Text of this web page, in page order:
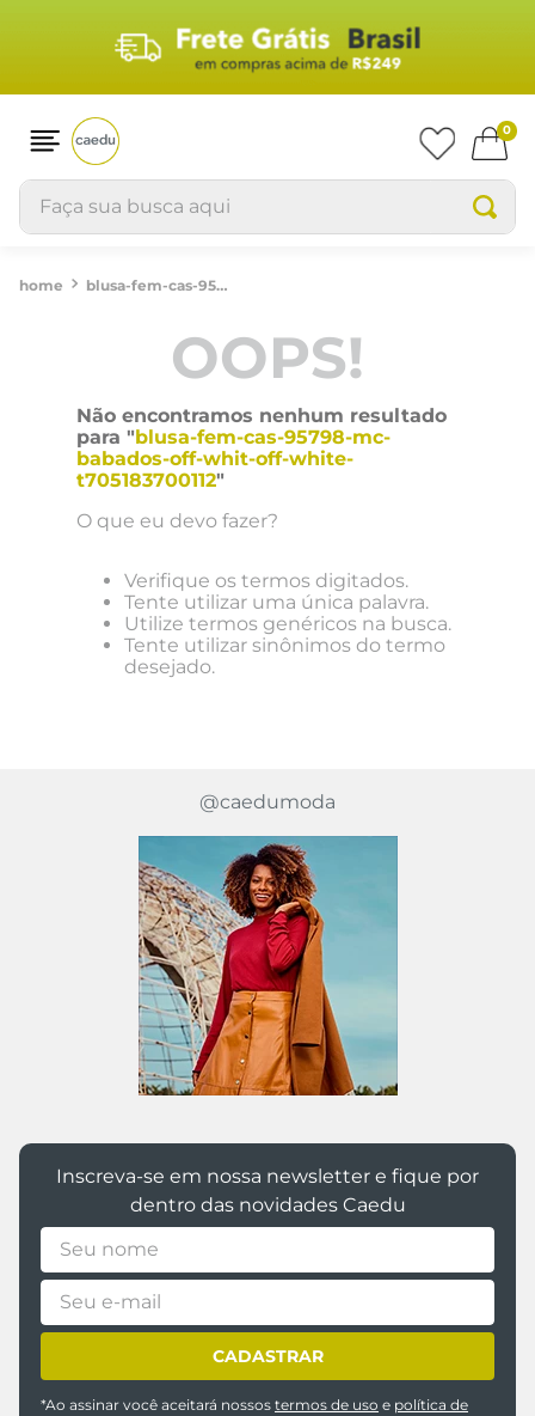
0
Faça sua busca aqui
blusa-fem-cas-95798-mc-babados-off-whit-off-white-t705183700112
OOPS!
Não encontramos nenhum resultado
para "blusa-fem-cas-95798-mc-
babados-off-whit-off-white-
t705183700112"
O que eu devo fazer?
Verifique os termos digitados.
Tente utilizar uma única palavra.
Utilize termos genéricos na busca.
Tente utilizar sinônimos do termo
desejado.
@caedumoda
Inscreva-se em nossa newsletter e fique por
dentro das novidades Caedu
CADASTRAR
*Ao assinar você aceitará nossos termos de uso e política de